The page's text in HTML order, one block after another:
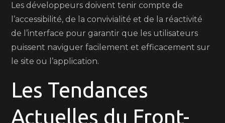
Les développeurs doivent tenir compte de
l’accessibilité, de la convivialité et de la réactivité
de l’interface pour garantir que les utilisateurs
puissent naviguer facilement et efficacement sur
le site ou l’application.
Les Tendances
Actuelles du Front-